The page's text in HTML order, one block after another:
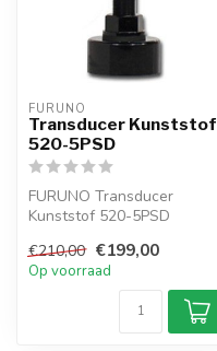
FURUNO
Transducer Kunststof
520-5PSD
FURUNO Transducer
Kunststof 520-5PSD
600 watt
50/200 kHz
€210,00 €199,00
Op voorraad